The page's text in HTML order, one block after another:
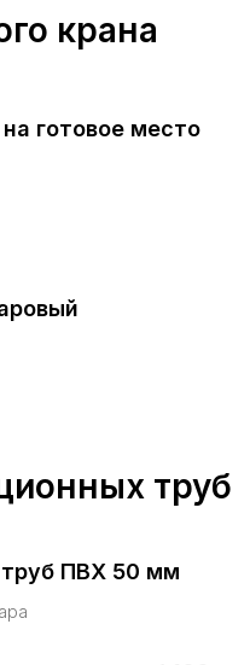
крана
готовое место
труб
ПВХ 50 мм